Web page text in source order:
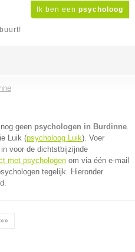
Ik ben een psycholoog
geen psychologen in Burdinne.
Luik (psycholoog Luik). Voer
voor de dichtstbijzijnde
met psychologen om via één e-mail
tegelijk. Hieronder
»»